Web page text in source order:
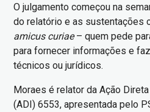
O julgamento começou na
do relatório e as sustentações
amicus curiae– quem pede
para fornecer informações e
técnicos ou jurídicos.
Moraes é relator da Ação
(ADI) 6553, apresentada pelo